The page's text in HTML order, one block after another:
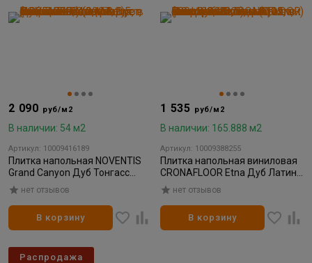
2 090 руб/м2
В наличии: 54 м2
Артикул: 10009416189
Плитка напольная NOVENTIS
Grand Сanyon Дуб Тонгасс
2007 (180x1200; 4,0 мм; 0,5 мм;
not EIR) (2,16м2)
нет отзывов
В корзину
1 535 руб/м2
В наличии: 165.888 м2
Артикул: 10009388255
Плитка напольная виниловая
CRONAFLOOR Etna Дуб Латина
4002 180*1200*3,5мм (0,15мм)
(10шт/2,16м²)
нет отзывов
В корзину
Распродажа